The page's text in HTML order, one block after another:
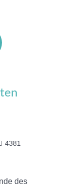
4381
des